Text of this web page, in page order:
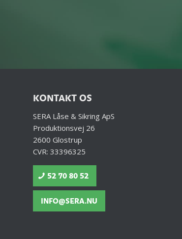
KONTAKT OS
SERA Låse & Sikring ApS
Produktionsvej 26
2600 Glostrup
CVR: 33396325
52 70 80 52
INFO@SERA.NU